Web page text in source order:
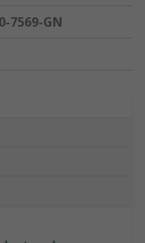
7569-GN